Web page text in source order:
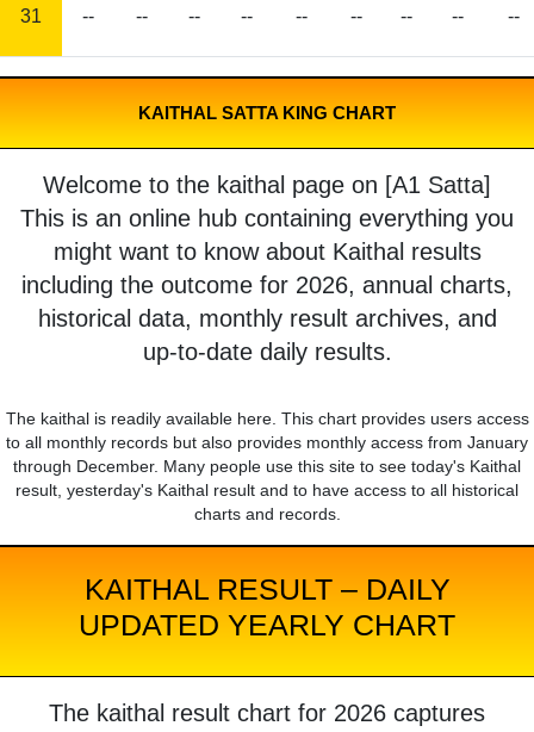
31 -- -- -- -- -- -- -- -- --
KAITHAL SATTA KING CHART
Welcome to the kaithal page on [A1 Satta]
This is an online hub containing everything you
might want to know about Kaithal results
including the outcome for 2026, annual charts,
historical data, monthly result archives, and
up-to-date daily results.
The kaithal is readily available here. This chart provides users access
to all monthly records but also provides monthly access from January
through December. Many people use this site to see today's Kaithal
result, yesterday's Kaithal result and to have access to all historical
charts and records.
KAITHAL RESULT – DAILY
UPDATED YEARLY CHART
The kaithal result chart for 2026 captures